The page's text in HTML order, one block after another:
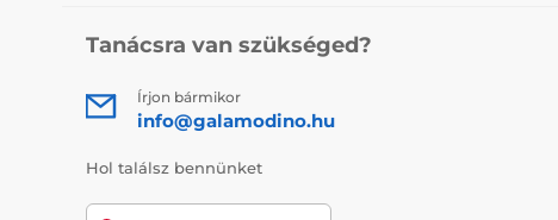
Tanácsra van szükséged?
Írjon bármikor
info@galamodino.hu
Hol találsz bennünket